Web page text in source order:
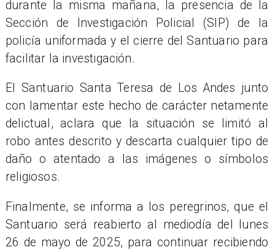
durante la misma mañana, la presencia de la
Sección de Investigación Policial (SIP) de la
policía uniformada y el cierre del Santuario para
facilitar la investigación.
El Santuario Santa Teresa de Los Andes junto
con lamentar este hecho de carácter netamente
delictual, aclara que la situación se limitó al
robo antes descrito y descarta cualquier tipo de
daño o atentado a las imágenes o símbolos
religiosos.
Finalmente, se informa a los peregrinos, que el
Santuario será reabierto al mediodía del lunes
26 de mayo de 2025, para continuar recibiendo